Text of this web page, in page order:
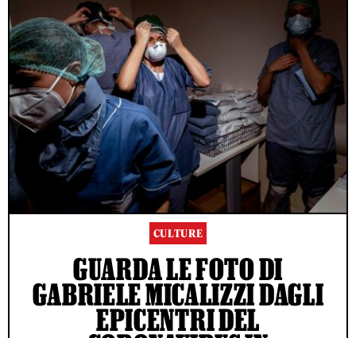
CULTURE
GUARDA LE FOTO DI
GABRIELE MICALIZZI DAGLI
EPICENTRI DEL